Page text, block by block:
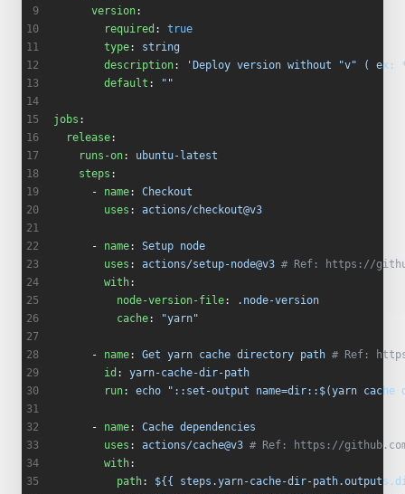
      version
:
        required
: true
        type
: string
        description
:
'Deploy version without "v" (
        default
: ""
jobs :
  release
:
    runs-on
: ubuntu-latest
    steps
:
      -
name: Checkout
        uses
: actions/checkout@v3
      -
name: Setup node
        uses
: actions/setup-node@v3 # Ref: https://
        with
:
          node-version-file
:
.node-version
          cache
: "yarn"
      -
name: Get yarn cache directory path # Ref:
        id
: yarn-cache-dir-path
        run
: echo "::set-output name=dir::$(yarn
      -
name: Cache dependencies
        uses
: actions/cache@v3 # Ref: https://
        with
:
          path
: ${{ steps.yarn-cache-dir-